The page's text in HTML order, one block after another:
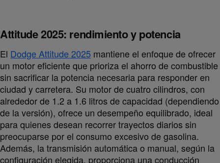
Attitude 2025: rendimiento y potencia
El Dodge Attitude 2025 mantiene el enfoque de ofrecer
un motor eficiente que prioriza el ahorro de combustible
sin sacrificar la potencia necesaria para responder en
ciudad y carretera. Su motor de cuatro cilindros, con
alrededor de 1.2 a 1.6 litros de capacidad (dependiendo
de la versión), ofrece un desempeño equilibrado, ideal
para quienes desean recorrer trayectos diarios sin
preocuparse por el consumo excesivo de gasolina.
Además, la transmisión automática o manual, según la
configuración elegida, proporciona una conducción